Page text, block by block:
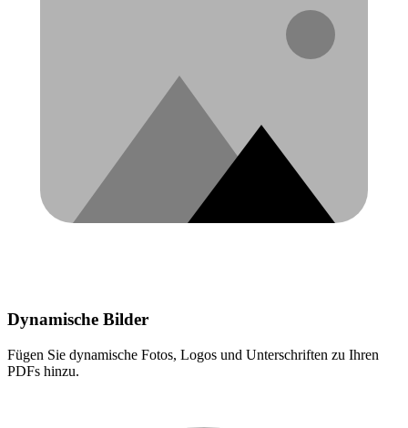
Dynamische Bilder
Fügen Sie dynamische Fotos, Logos und Unterschriften zu Ihren
PDFs hinzu.